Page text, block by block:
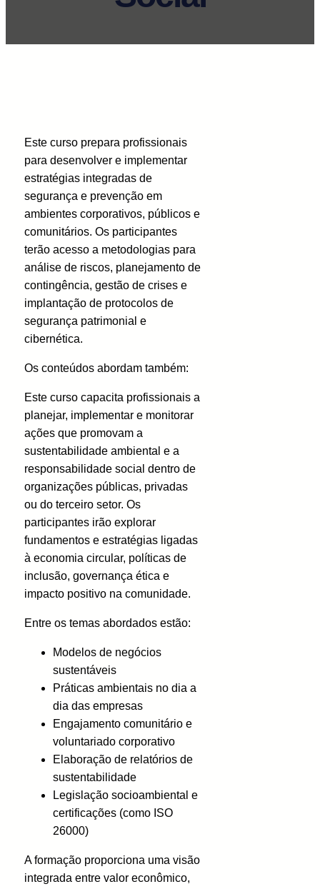
Este curso prepara profissionais
para desenvolver e implementar
estratégias integradas de
segurança e prevenção em
ambientes corporativos, públicos e
comunitários. Os participantes
terão acesso a metodologias para
análise de riscos, planejamento de
contingência, gestão de crises e
implantação de protocolos de
segurança patrimonial e
cibernética.
Os conteúdos abordam também:
Este curso capacita profissionais a
planejar, implementar e monitorar
ações que promovam a
sustentabilidade ambiental e a
responsabilidade social dentro de
organizações públicas, privadas
ou do terceiro setor. Os
participantes irão explorar
fundamentos e estratégias ligadas
à economia circular, políticas de
inclusão, governança ética e
impacto positivo na comunidade.
Entre os temas abordados estão:
Modelos de negócios
sustentáveis
Práticas ambientais no dia a
dia das empresas
Engajamento comunitário e
voluntariado corporativo
Elaboração de relatórios de
sustentabilidade
Legislação socioambiental e
certificações (como ISO
26000)
A formação proporciona uma visão
integrada entre valor econômico,